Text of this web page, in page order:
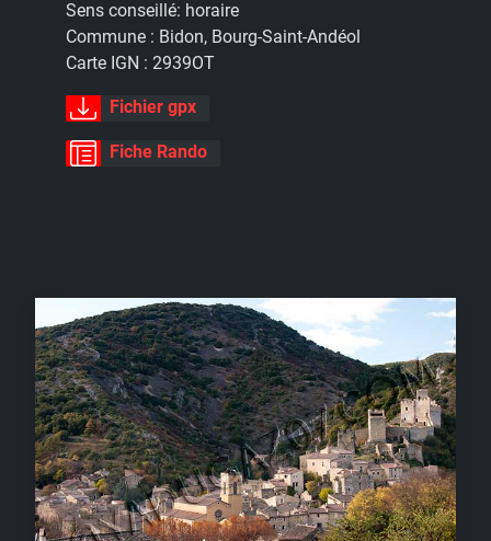
Sens conseillé: horaire
Commune : Bidon, Bourg-Saint-Andéol
Carte IGN : 2939OT
Fichier gpx
Fiche Rando